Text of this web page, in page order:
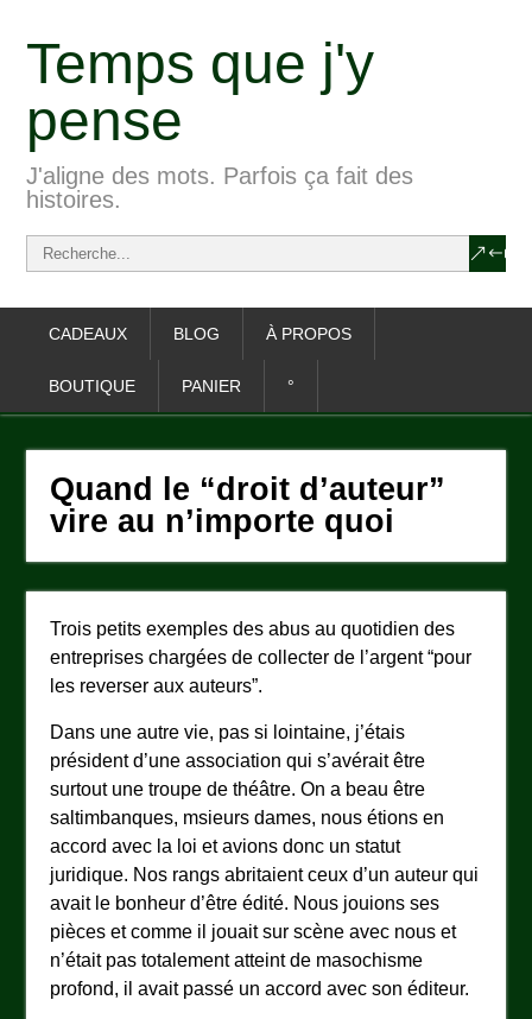
Temps que j'y
pense
J'aligne des mots. Parfois ça fait des
histoires.
CADEAUX BLOG À PROPOS
BOUTIQUE PANIER °
Quand le “droit d’auteur”
vire au n’importe quoi
Trois petits exemples des abus au quotidien des
entreprises chargées de collecter de l’argent “pour
les reverser aux auteurs”.
Dans une autre vie, pas si lointaine, j’étais
président d’une association qui s’avérait être
surtout une troupe de théâtre. On a beau être
saltimbanques, msieurs dames, nous étions en
accord avec la loi et avions donc un statut
juridique. Nos rangs abritaient ceux d’un auteur qui
avait le bonheur d’être édité. Nous jouions ses
pièces et comme il jouait sur scène avec nous et
n’était pas totalement atteint de masochisme
profond, il avait passé un accord avec son éditeur.